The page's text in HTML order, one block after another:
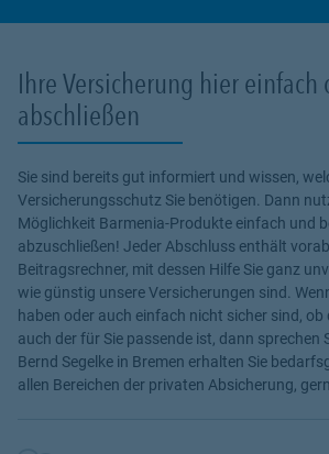
Ihre Versicherung hier einfach
abschließen
Sie sind bereits gut informiert und wissen,
Versicherungsschutz Sie benötigen. Dann
Möglichkeit Barmenia-Produkte einfach und
abzuschließen! Jeder Abschluss enthält
Beitragsrechner, mit dessen Hilfe Sie ganz
wie günstig unsere Versicherungen sind.
haben oder auch einfach nicht sicher sind,
auch der für Sie passende ist, dann sprechen
Bernd Segelke in Bremen erhalten Sie
allen Bereichen der privaten Absicherung,